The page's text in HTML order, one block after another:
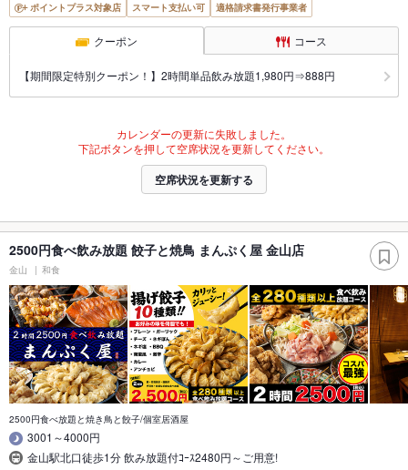
ポイントプラス対象店
スマート支払い可 適格請求書発行事業者
クーポン コース
【期間限定特別クーポン！】2時間単品飲み放題1,980円⇒888円
カレンダーの更新に失敗しました。
下記ボタンを押して空席状況を更新してください。
空席状況を更新する
2500円食べ飲み放題 餃子と焼鳥 まんぷく屋 金山店
金山 和食
2500円食べ放題と焼き鳥と餃子/個室居酒屋
3001～4000円
金山駅北口徒歩1分 飲み放題付ｺｰｽ2480円～ご用意!